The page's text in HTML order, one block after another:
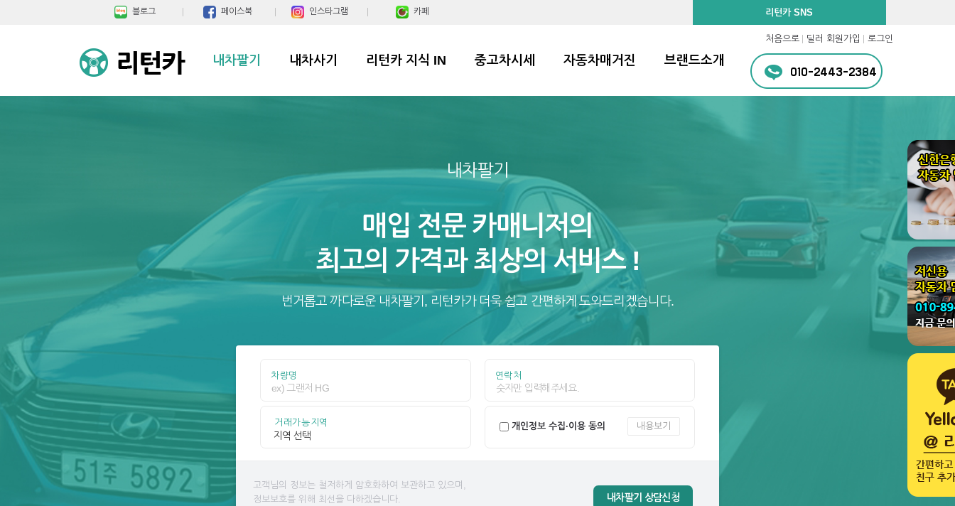
블로그 페이스북 인스타그램 카페 리턴카 SNS
내차팔기 내차사기 리턴카 지식 IN 중고차시세 자동차매거진 브랜드소개
처음으로 딜러 회원가입 로그인
010-2443-2384
내차팔기
매입 전문 카매니저의
최고의 가격과 최상의 서비스 !
번거롭고 까다로운 내차팔기, 리턴카가 더욱 쉽고 간편하게 도와드리겠습니다.
차량명 연락처
거래가능지역 개인정보 수집·이용 동의 내용보기
고객님의 정보는 철저하게 암호화하여 보관하고 있으며,
정보보호를 위해 최선을 다하겠습니다.
내차팔기 상담신청